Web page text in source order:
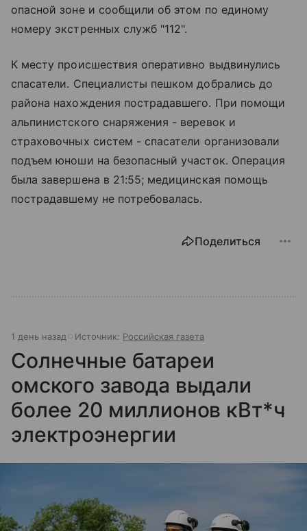
опасной зоне и сообщили об этом по единому
номеру экстренных служб "112".
К месту происшествия оперативно выдвинулись
спасатели. Специалисты пешком добрались до
района нахождения пострадавшего. При помощи
альпинистского снаряжения - веревок и
страховочных систем - спасатели организовали
подъем юноши на безопасный участок. Операция
была завершена в 21:55; медицинская помощь
пострадавшему не потребовалась.
Поделиться
1 день назад Источник: Российская газета
Солнечные батареи
омского завода выдали
более 20 миллионов кВт*ч
электроэнергии